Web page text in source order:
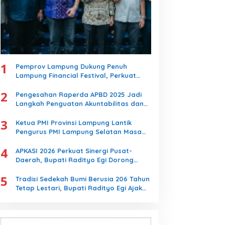
1
Pemprov Lampung Dukung Penuh
Lampung Financial Festival, Perkuat
2
Pengesahan Raperda APBD 2025 Jadi
Langkah Penguatan Akuntabilitas dan
3
Ketua PMI Provinsi Lampung Lantik
Pengurus PMI Lampung Selatan Masa
Kemanusiaan
4
APKASI 2026 Perkuat Sinergi Pusat-
Daerah, Bupati Radityo Egi Dorong
Lampung Selatan
5
Tradisi Sedekah Bumi Berusia 206 Tahun
Tetap Lestari, Bupati Radityo Egi Ajak